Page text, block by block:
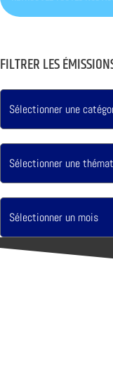
FILTRER LES